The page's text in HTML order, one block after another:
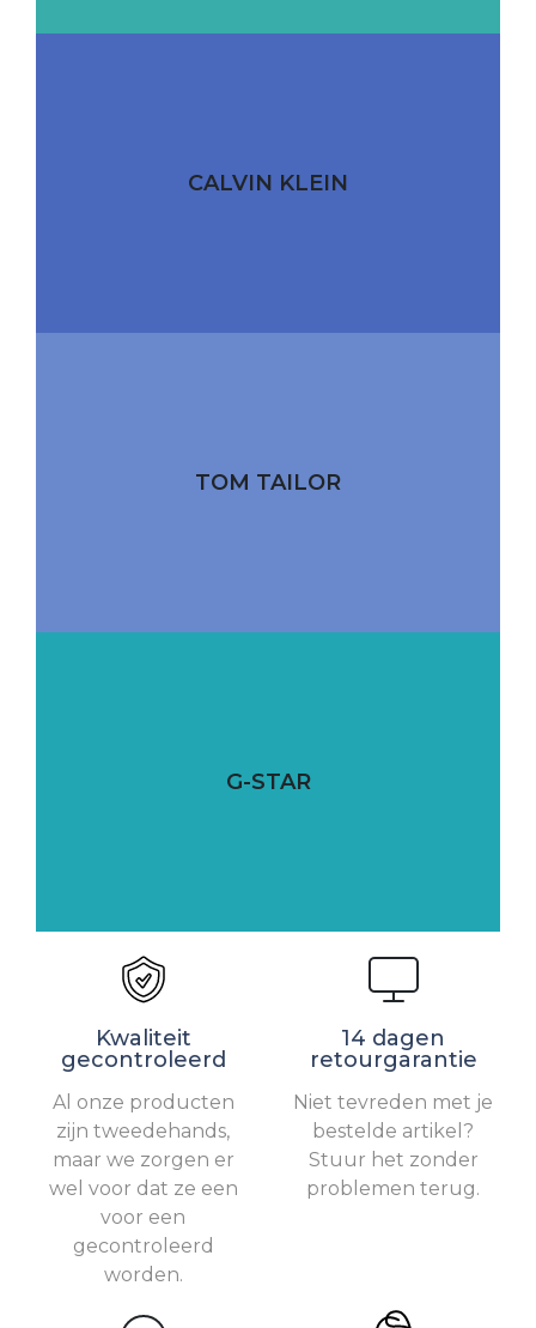
CALVIN KLEIN
TOM TAILOR
G-STAR
Kwaliteit
gecontroleerd
Al onze producten
zijn tweedehands,
maar we zorgen er
wel voor dat ze een
voor een
gecontroleerd
worden.
14 dagen
retourgarantie
Niet tevreden met je
bestelde artikel?
Stuur het zonder
problemen terug.